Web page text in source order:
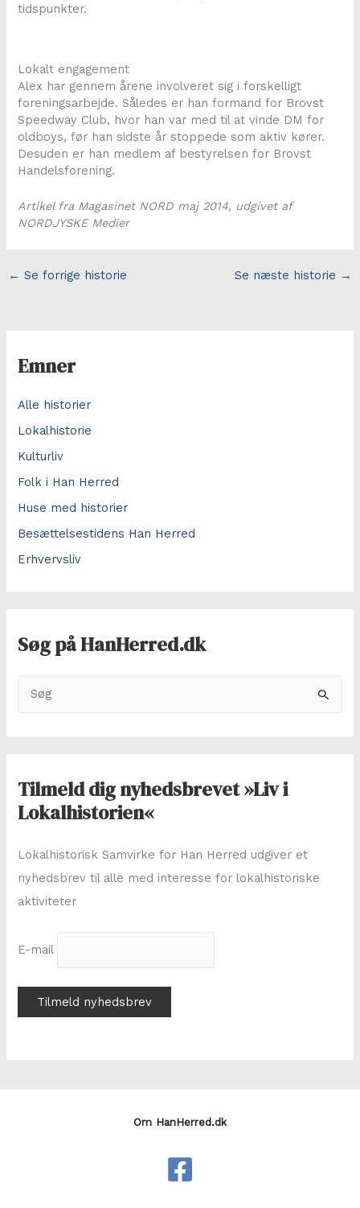
tidspunkter.
Lokalt engagement
Alex har gennem årene involveret sig i forskelligt
foreningsarbejde. Således er han formand for Brovst
Speedway Club, hvor han var med til at vinde DM for
oldboys, før han sidste år stoppede som aktiv kører.
Desuden er han medlem af bestyrelsen for Brovst
Handelsforening.
Artikel fra Magasinet NORD maj 2014, udgivet af
NORDJYSKE Medier
← Se forrige historie Se næste historie →
Emner
Alle historier
Lokalhistorie
Kulturliv
Folk i Han Herred
Huse med historier
Besættelsestidens Han Herred
Erhvervsliv
Søg på HanHerred.dk
ø
f
t
r
:
Tilmeld dig nyhedsbrevet »Liv i
Lokalhistorien«
Lokalhistorisk Samvirke for Han Herred udgiver et
nyhedsbrev til alle med interesse for lokalhistoriske
aktiviteter
E-mail
Om HanHerred.dk